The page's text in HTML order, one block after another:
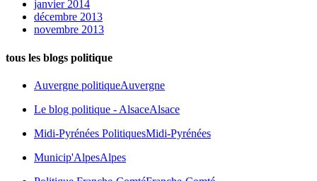
janvier 2014
décembre 2013
novembre 2013
tous les blogs politique
Auvergne politiqueAuvergne
Le blog politique - AlsaceAlsace
Midi-Pyrénées PolitiquesMidi-Pyrénées
Municip'AlpesAlpes